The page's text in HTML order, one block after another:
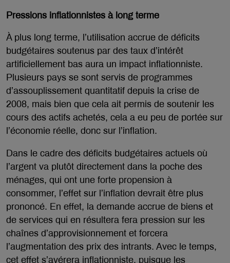
Pressions inflationnistes à long terme
À plus long terme, l’utilisation accrue de déficits
budgétaires soutenus par des taux d’intérêt
artificiellement bas aura un impact inflationniste.
Plusieurs pays se sont servis de programmes
d’assouplissement quantitatif depuis la crise de
2008, mais bien que cela ait permis de soutenir les
cours des actifs achetés, cela a eu peu de portée sur
l’économie réelle, donc sur l’inflation.
Dans le cadre des déficits budgétaires actuels où
l’argent va plutôt directement dans la poche des
ménages, qui ont une forte propension à
consommer, l’effet sur l’inflation devrait être plus
prononcé. En effet, la demande accrue de biens et
de services qui en résultera fera pression sur les
chaînes d’approvisionnement et forcera
l’augmentation des prix des intrants. Avec le temps,
cet effet s’avérera inflationniste, puisque les